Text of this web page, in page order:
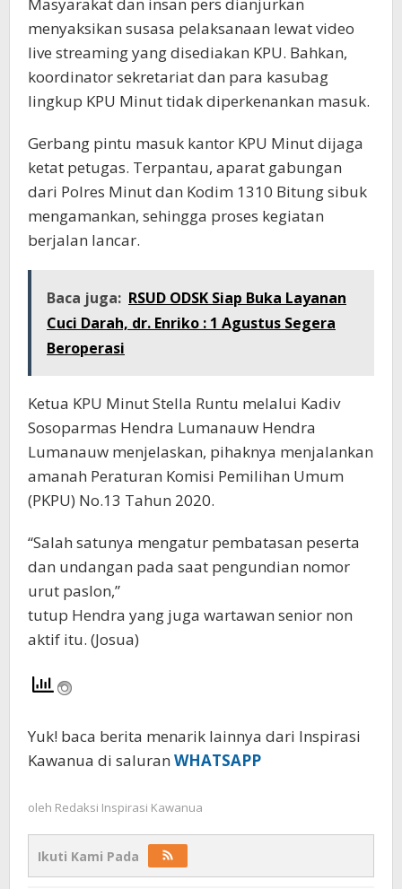
Masyarakat dan insan pers dianjurkan
menyaksikan susasa pelaksanaan lewat video
live streaming yang disediakan KPU. Bahkan,
koordinator sekretariat dan para kasubag
lingkup KPU Minut tidak diperkenankan masuk.
Gerbang pintu masuk kantor KPU Minut dijaga
ketat petugas. Terpantau, aparat gabungan
dari Polres Minut dan Kodim 1310 Bitung sibuk
mengamankan, sehingga proses kegiatan
berjalan lancar.
Baca juga: RSUD ODSK Siap Buka Layanan
Cuci Darah, dr. Enriko : 1 Agustus Segera
Beroperasi
Ketua KPU Minut Stella Runtu melalui Kadiv
Sosoparmas Hendra Lumanauw Hendra
Lumanauw menjelaskan, pihaknya menjalankan
amanah Peraturan Komisi Pemilihan Umum
(PKPU) No.13 Tahun 2020.
“Salah satunya mengatur pembatasan peserta
dan undangan pada saat pengundian nomor
urut paslon,”
tutup Hendra yang juga wartawan senior non
aktif itu. (Josua)
Yuk! baca berita menarik lainnya dari Inspirasi
Kawanua di saluran WHATSAPP
oleh Redaksi Inspirasi Kawanua
Ikuti Kami Pada